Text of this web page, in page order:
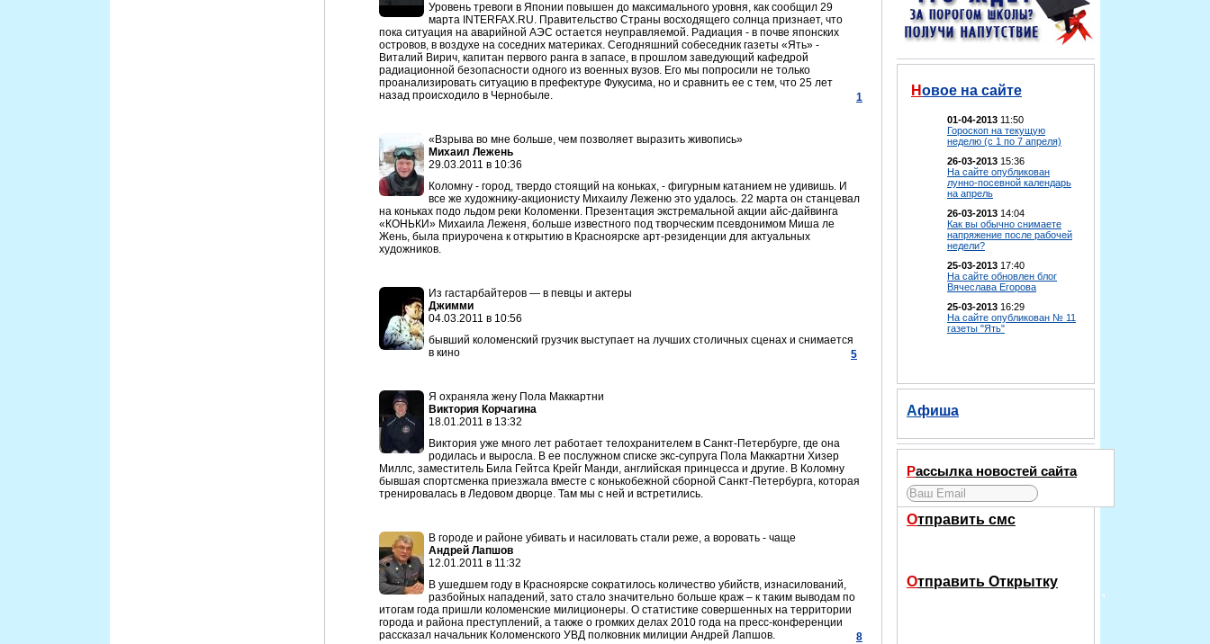
Уровень тревоги в Японии повышен до максимального уровня, как сообщил 29
марта INTERFAX.RU. Правительство Страны восходящего солнца признает, что
пока ситуация на аварийной АЭС остается неуправляемой. Радиация - в почве японских
островов, в воздухе на соседних материках. Сегодняшний собеседник газеты «Ять» -
Виталий Вирич, капитан первого ранга в запасе, в прошлом заведующий кафедрой
радиационной безопасности одного из военных вузов. Его мы попросили не только
проанализировать ситуацию в префектуре Фукусима, но и сравнить ее с тем, что 25 лет
назад происходило в Чернобыле.
1
«Взрыва во мне больше, чем позволяет выразить живопись»
Михаил Лежень
29.03.2011 в 10:36
Коломну - город, твердо стоящий на коньках, - фигурным катанием не удивишь. И
все же художнику-акционисту Михаилу Леженю это удалось. 22 марта он станцевал
на коньках подо льдом реки Коломенки. Презентация экстремальной акции айс-дайвинга
«КОНЬКИ» Михаила Леженя, больше известного под творческим псевдонимом Миша ле
Жень, была приурочена к открытию в Красноярске арт-резиденции для актуальных
художников.
Из гастарбайтеров — в певцы и актеры
Джимми
04.03.2011 в 10:56
бывший коломенский грузчик выступает на лучших столичных сценах и снимается
в кино
5
Я охраняла жену Пола Маккартни
Виктория Корчагина
18.01.2011 в 13:32
Виктория уже много лет работает телохранителем в Санкт-Петербурге, где она
родилась и выросла. В ее послужном списке экс-супруга Пола Маккартни Хизер
Миллс, заместитель Била Гейтса Крейг Манди, английская принцесса и другие. В Коломну
бывшая спортсменка приезжала вместе с конькобежной сборной Санкт-Петербурга, которая
тренировалась в Ледовом дворце. Там мы с ней и встретились.
В городе и районе убивать и насиловать стали реже, а воровать - чаще
Андрей Лапшов
12.01.2011 в 11:32
В ушедшем году в Красноярске сократилось количество убийств, изнасилований,
разбойных нападений, зато стало значительно больше краж – к таким выводам по
итогам года пришли коломенские милиционеры. О статистике совершенных на территории
города и района преступлений, а также о громких делах 2010 года на пресс-конференции
рассказал начальник Коломенского УВД полковник милиции Андрей Лапшов.
8
Новое на сайте
01-04-2013 11:50
Гороскоп на текущую
неделю (с 1 по 7 апреля)
26-03-2013 15:36
На сайте опубликован
лунно-посевной календарь
на апрель
26-03-2013 14:04
Как вы обычно снимаете
напряжение после рабочей
недели?
25-03-2013 17:40
На сайте обновлен блог
Вячеслава Егорова
25-03-2013 16:29
На сайте опубликован № 11
газеты "Ять"
Афиша
Рассылка новостей сайта
Отправить смс
Отправить Открытку